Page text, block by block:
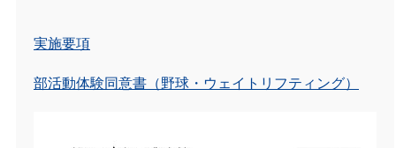
実施要項
部活動体験同意書（野球・ウェイトリフティング）